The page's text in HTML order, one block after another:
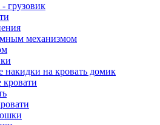
грузовик
механизмом
накидки на кровать домик
кровати